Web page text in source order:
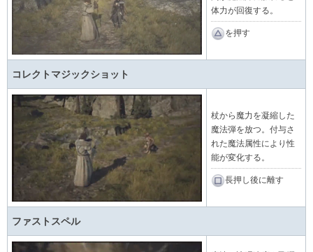
体力が回復する。
を押す
コレクトマジックショット
杖から魔力を凝縮した
魔法弾を放つ。付与さ
れた魔法属性により性
能が変化する。
長押し後に離す
ファストスペル